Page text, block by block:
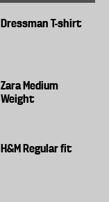
Dressman T-shirt
Zara Medium
Weight
H&M Regular fit